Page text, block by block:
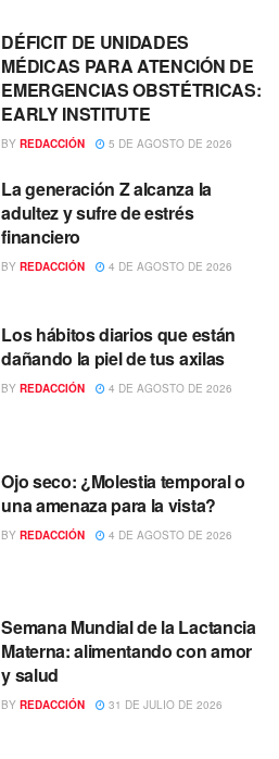
DÉFICIT DE UNIDADES
MÉDICAS PARA ATENCIÓN DE
EMERGENCIAS OBSTÉTRICAS:
EARLY INSTITUTE
BY REDACCIÓN 5 DE AGOSTO DE 2026
La generación Z alcanza la
adultez y sufre de estrés
financiero
BY REDACCIÓN 4 DE AGOSTO DE 2026
Los hábitos diarios que están
dañando la piel de tus axilas
BY REDACCIÓN 4 DE AGOSTO DE 2026
Ojo seco: ¿Molestia temporal o
una amenaza para la vista?
BY REDACCIÓN 4 DE AGOSTO DE 2026
Semana Mundial de la Lactancia
Materna: alimentando con amor
y salud
BY REDACCIÓN 31 DE JULIO DE 2026